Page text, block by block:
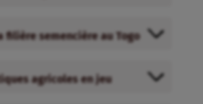
filière semencière au Togo
agricoles en jeu